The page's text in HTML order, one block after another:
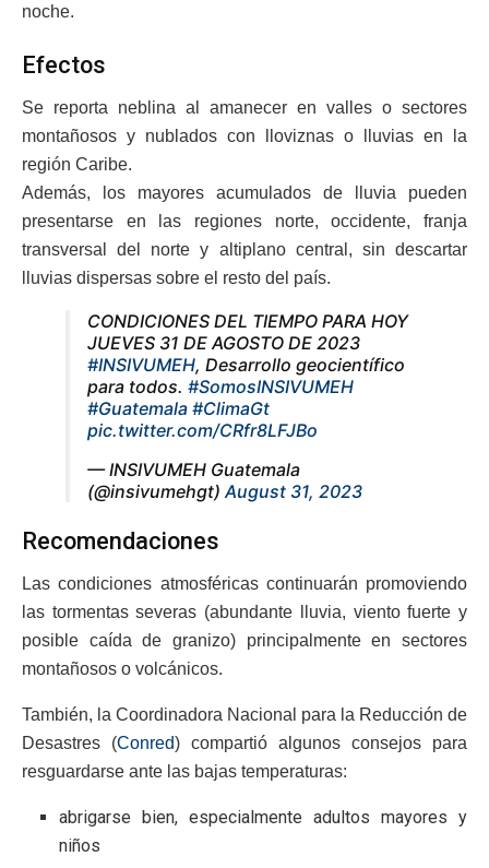
noche.
Efectos
Se reporta neblina al amanecer en valles o sectores
montañosos y nublados con lloviznas o lluvias en la
región Caribe.
Además, los mayores acumulados de lluvia pueden
presentarse en las regiones norte, occidente, franja
transversal del norte y altiplano central, sin descartar
lluvias dispersas sobre el resto del país.
CONDICIONES DEL TIEMPO PARA HOY
JUEVES 31 DE AGOSTO DE 2023 ​
#INSIVUMEH, Desarrollo geocientífico
para todos. #SomosINSIVUMEH
#Guatemala #ClimaGt
pic.twitter.com/CRfr8LFJBo
— INSIVUMEH Guatemala
(@insivumehgt) August 31, 2023
Recomendaciones
Las condiciones atmosféricas continuarán promoviendo
las tormentas severas (abundante lluvia, viento fuerte y
posible caída de granizo) principalmente en sectores
montañosos o volcánicos.
También, la Coordinadora Nacional para la Reducción de
Desastres (Conred) compartió algunos consejos para
resguardarse ante las bajas temperaturas:
abrigarse bien, especialmente adultos mayores y
niños